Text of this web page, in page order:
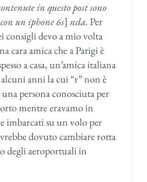
in questo post sono
un iphone 6s] nda. Per
consigli devo a mio volta
cara amica che a Parigi è
a casa, un’amica italiana
anni la cui “r” non è
una persona conosciuta per
mentre eravamo in
imbarcati su un volo per
dovuto cambiare rotta
degli aeroportuali in